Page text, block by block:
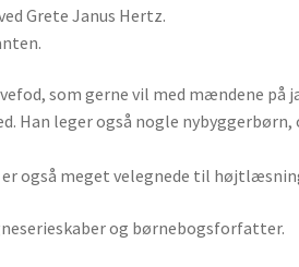
Grete Janus Hertz.
som gerne vil med mændene på
Han leger også nogle
også meget velegnede til
og børnebogsforfatter.